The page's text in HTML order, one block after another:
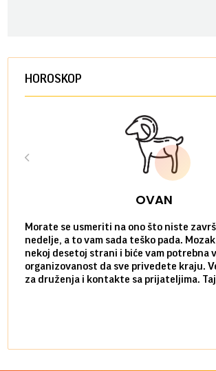
HOROSKOP
OVAN
Morate se usmeriti na ono što niste
nedelje, a to vam sada teško pada.
nekoj desetoj strani i biće vam potrebna
organizovanost da sve privedete kraju.
za druženja i kontakte sa prijateljima.